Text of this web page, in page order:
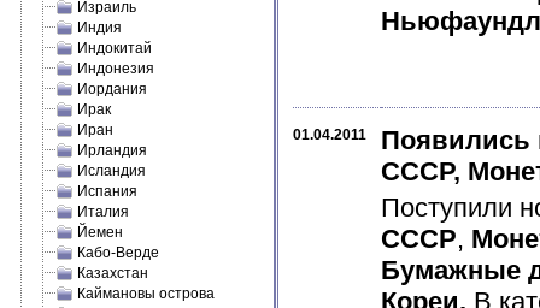
Израиль
Индия
Индокитай
Индонезия
Иордания
Ирак
Иран
Ирландия
Исландия
Испания
Италия
Йемен
Кабо-Верде
Казахстан
Каймановы острова
01.04.2011
Появились
СССР,
Поступили
СССР,
Бумажные
Кореи. В